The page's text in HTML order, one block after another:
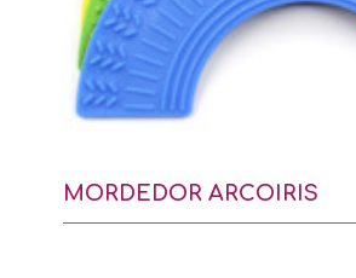
MORDEDOR ARCOIRIS